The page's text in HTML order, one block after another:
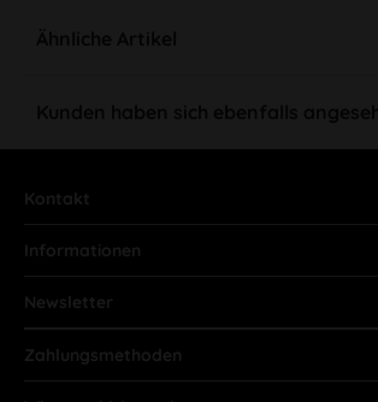
Kontakt
Informationen
Newsletter
Zahlungsmethoden